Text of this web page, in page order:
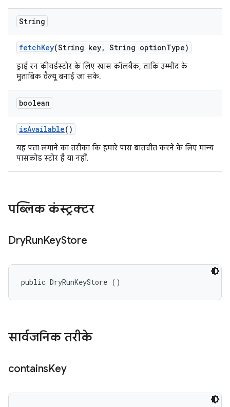
String
fetchKey(String key, String optionType)
ड्राई रन कीवर्डस्टोर के लिए खास कॉलबैक, ताकि उम्मीद के
मुताबिक वैल्यू बनाई जा सके.
boolean
isAvailable()
यह पता लगाने का तरीका कि हमारे पास बातचीत करने के लिए मान्य
पासकोड स्टोर है या नहीं.
पब्लिक कंस्ट्रक्टर
DryRunKeyStore
public DryRunKeyStore ()
सार्वजनिक तरीके
containsKey